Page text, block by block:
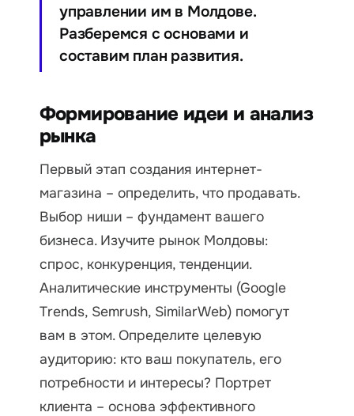
управлении им в Молдове.
Разберемся с основами и
составим план развития.
Формирование идеи и анализ
рынка
Первый этап создания интернет-
магазина – определить, что продавать.
Выбор ниши – фундамент вашего
бизнеса. Изучите рынок Молдовы:
спрос, конкуренция, тенденции.
Аналитические инструменты (Google
Trends, Semrush, SimilarWeb) помогут
вам в этом. Определите целевую
аудиторию: кто ваш покупатель, его
потребности и интересы? Портрет
клиента – основа эффективного